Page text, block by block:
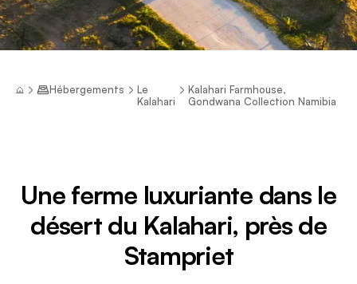
Hébergements
Le
Kalahari
Kalahari Farmhouse,
Gondwana Collection Namibia
Une ferme luxuriante dans le
désert du Kalahari, près de
Stampriet